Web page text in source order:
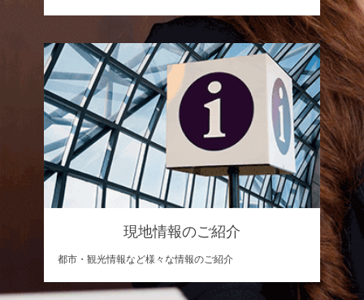
現地情報のご紹介
都市・観光情報など様々な情報のご紹介